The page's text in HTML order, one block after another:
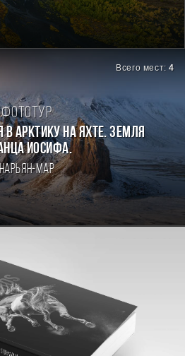
Всего мест:4
Фототур
Арктику на яхте. Земля
Иосифа.
Мар